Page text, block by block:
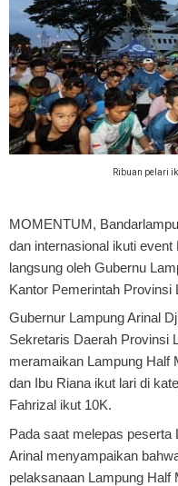
Ribuan pelari
MOMENTUM,
dan internasional ikuti
langsung oleh Gubernu
Kantor Pemerintah Provinsi
Gubernur Lampung Arinal
Sekretaris Daerah Provinsi
meramaikan Lampung Half
dan Ibu Riana ikut lari di
Fahrizal ikut 10K.
Pada saat melepas peserta
Arinal menyampaikan
pelaksanaan Lampung Half